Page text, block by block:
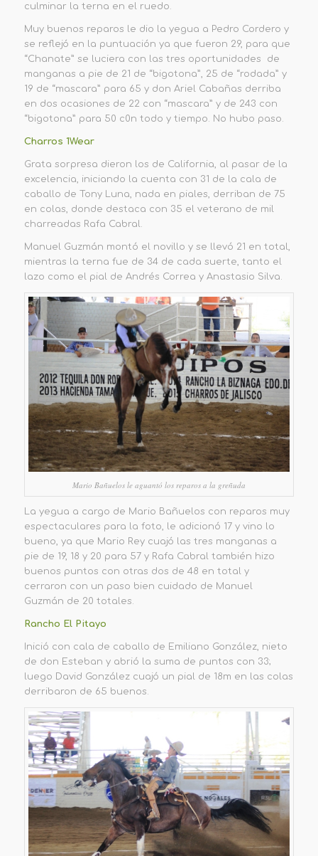
culminar la terna en el ruedo.
Muy buenos reparos le dio la yegua a Pedro Cordero y
se reflejó en la puntuación ya que fueron 29, para que
“Chanate” se luciera con las tres oportunidades de
manganas a pie de 21 de “bigotona”, 25 de “rodada” y
19 de “mascara” para 65 y don Ariel Cabañas derriba
en dos ocasiones de 22 con “mascara” y de 243 con
“bigotona” para 50 c0n todo y tiempo. No hubo paso.
Charros 1Wear
Grata sorpresa dieron los de California, al pasar de la
excelencia, iniciando la cuenta con 31 de la cala de
caballo de Tony Luna, nada en piales, derriban de 75
en colas, donde destaca con 35 el veterano de mil
charreadas Rafa Cabral.
Manuel Guzmán montó el novillo y se llevó 21 en total,
mientras la terna fue de 34 de cada suerte, tanto el
lazo como el pial de Andrés Correa y Anastasio Silva.
Mario Bañuelos le aguantó los reparos a la greñuda
La yegua a cargo de Mario Bañuelos con reparos muy
espectaculares para la foto, le adicionó 17 y vino lo
bueno, ya que Mario Rey cuajó las tres manganas a
pie de 19, 18 y 20 para 57y Rafa Cabral también hizo
buenos puntos con otras dos de 48 en total y
cerraron con un paso bien cuidado de Manuel
Guzmán de 20 totales.
Rancho El Pitayo
Inició con cala de caballo de Emiliano González, nieto
de don Esteban y abrió la suma de puntos con 33;
luego David González cuajó un pial de 18m en las colas
derribaron de 65 buenos.